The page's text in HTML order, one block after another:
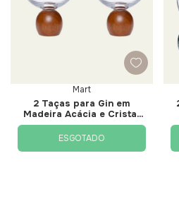
Mart
2 Taças para Gin em
Madeira Acácia e Cristal
640ml - Mart
ESGOTADO